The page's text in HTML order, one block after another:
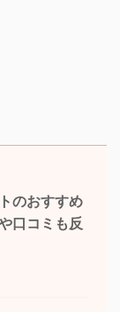
のおすすめ
口コミも反